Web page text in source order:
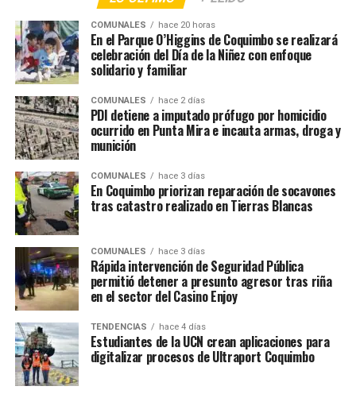
COMUNALES hace 20 horas
En el Parque O’Higgins de Coquimbo se realizará
celebración del Día de la Niñez con enfoque
solidario y familiar
COMUNALES hace 2 días
PDI detiene a imputado prófugo por homicidio
ocurrido en Punta Mira e incauta armas, droga y
munición
COMUNALES hace 3 días
En Coquimbo priorizan reparación de socavones
tras catastro realizado en Tierras Blancas
COMUNALES hace 3 días
Rápida intervención de Seguridad Pública
permitió detener a presunto agresor tras riña
en el sector del Casino Enjoy
TENDENCIAS hace 4 días
Estudiantes de la UCN crean aplicaciones para
digitalizar procesos de Ultraport Coquimbo